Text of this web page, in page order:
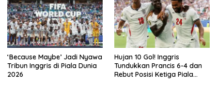
‘Because Maybe’ Jadi Nyawa
Tribun Inggris di Piala Dunia
2026
Hujan 10 Gol! Inggris
Tundukkan Prancis 6-4 dan
Rebut Posisi Ketiga Piala